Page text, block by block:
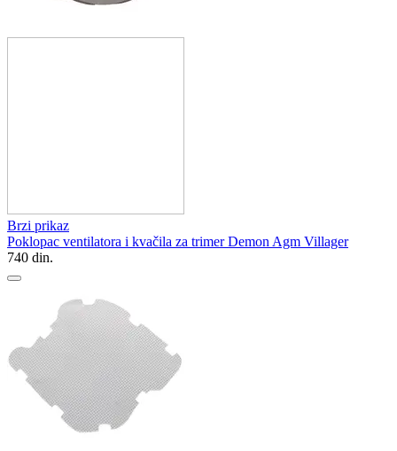
Brzi prikaz
Poklopac ventilatora i kvačila za trimer Demon Agm Villager
740 din.